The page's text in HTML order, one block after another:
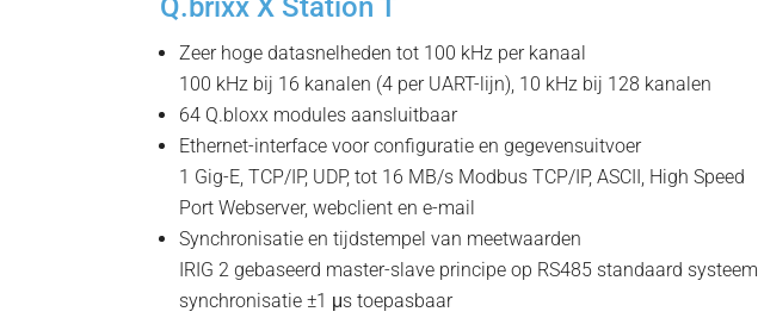
Q.brixx X Station T
Zeer hoge datasnelheden tot 100 kHz per kanaal
100 kHz bij 16 kanalen (4 per UART-lijn), 10 kHz bij 128 kanalen
64 Q.bloxx modules aansluitbaar
Ethernet-interface voor configuratie en gegevensuitvoer
1 Gig-E, TCP/IP, UDP, tot 16 MB/s Modbus TCP/IP, ASCII, High Speed
Port Webserver, webclient en e-mail
Synchronisatie en tijdstempel van meetwaarden
IRIG 2 gebaseerd master-slave principe op RS485 standaard systeem
synchronisatie ±1 μs toepasbaar